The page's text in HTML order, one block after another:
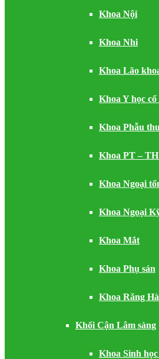
Khoa Nội
Khoa Nhi
Khoa Lão
Khoa Y học
Khoa Phẫu
Khoa PT –
Khoa Ngoại
Khoa Ngoại
Khoa Mắt
Khoa Phụ sản
Khoa Răng
Khối Cận Lâm sàng
Khoa Sinh